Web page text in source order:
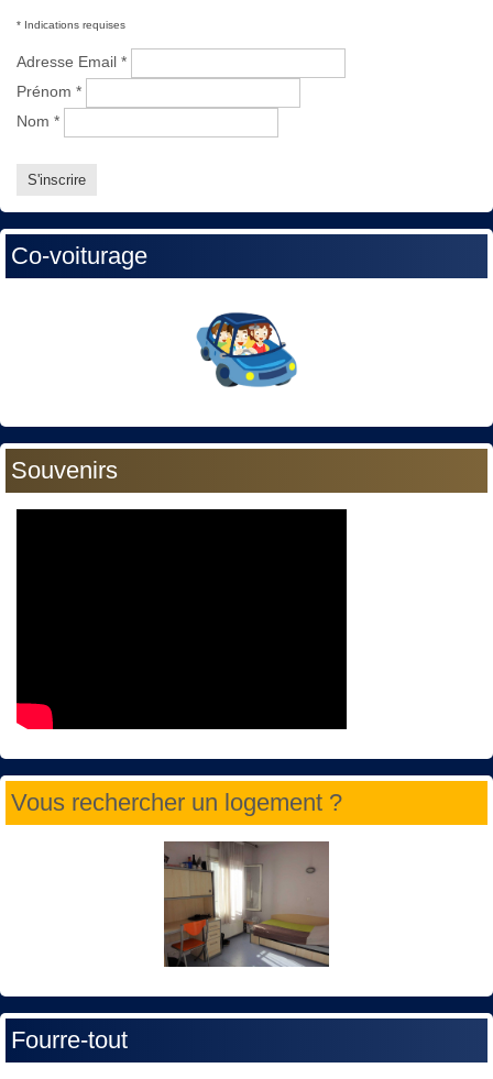
* Indications requises
Adresse Email *
Prénom *
Nom *
Co-voiturage
Souvenirs
Vous rechercher un logement ?
Fourre-tout